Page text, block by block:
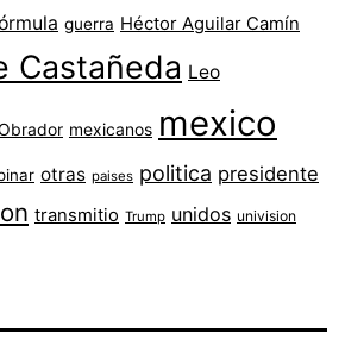
guerra Héctor Aguilar Camín
Castañeda Leo
mexicanos mexico
otras paises politica presidente
transmitio Trump unidos univision